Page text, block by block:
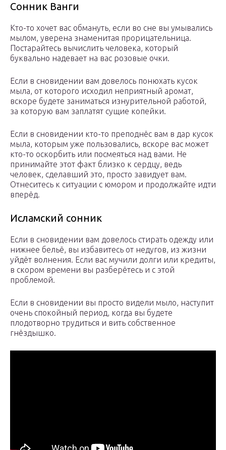
Сонник Ванги
Кто-то хочет вас обмануть, если во сне вы умывались
мылом, уверена знаменитая прорицательница.
Постарайтесь вычислить человека, который
буквально надевает на вас розовые очки.
Если в сновидении вам довелось понюхать кусок
мыла, от которого исходил неприятный аромат,
вскоре будете заниматься изнурительной работой,
за которую вам заплатят сущие копейки.
Если в сновидении кто-то преподнёс вам в дар кусок
мыла, которым уже пользовались, вскоре вас может
кто-то оскорбить или посмеяться над вами. Не
принимайте этот факт близко к сердцу, ведь
человек, сделавший это, просто завидует вам.
Отнеситесь к ситуации с юмором и продолжайте идти
вперёд.
Исламский сонник
Если в сновидении вам довелось стирать одежду или
нижнее бельё, вы избавитесь от недугов, из жизни
уйдёт волнения. Если вас мучили долги или кредиты,
в скором времени вы разберётесь и с этой
проблемой.
Если в сновидении вы просто видели мыло, наступит
очень спокойный период, когда вы будете
плодотворно трудиться и вить собственное
гнёздышко.